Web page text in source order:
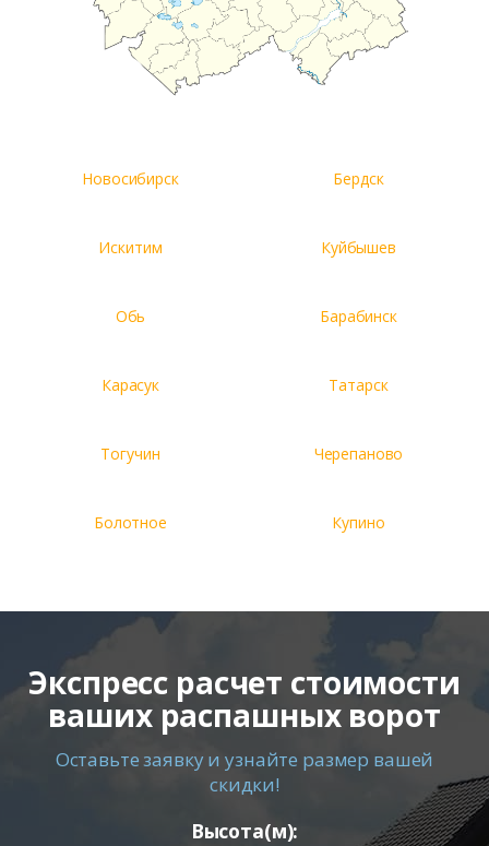
Новосибирск Бердск
Искитим Куйбышев
Обь Барабинск
Карасук Татарск
Тогучин Черепаново
Болотное Купино
Экспресс расчет стоимости
ваших распашных ворот
Оставьте заявку и узнайте размер вашей
скидки!
Высота(м):